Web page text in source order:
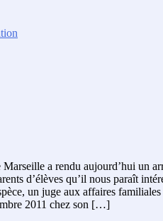
a rendu aujourd’hui un
d’élèves qu’il nous paraît
un juge aux affaires
2011 chez son […]